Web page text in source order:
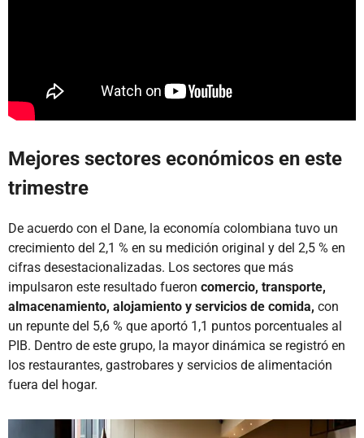
Mejores sectores económicos en este
trimestre
De acuerdo con el Dane, la economía colombiana tuvo un
crecimiento del 2,1 % en su medición original y del 2,5 % en
cifras desestacionalizadas. Los sectores que más
impulsaron este resultado fueron comercio, transporte,
almacenamiento, alojamiento y servicios de comida, con
un repunte del 5,6 % que aportó 1,1 puntos porcentuales al
PIB. Dentro de este grupo, la mayor dinámica se registró en
los restaurantes, gastrobares y servicios de alimentación
fuera del hogar.